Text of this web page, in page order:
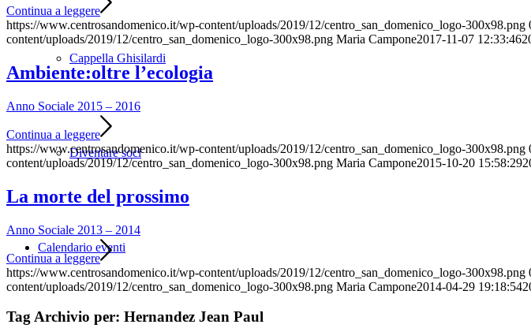
Cappella Ghisilardi
Diventare soci
Calendario eventi
Continua a leggere
https://www.centrosandomenico.it/wp-content/uploads/2019/12/centro_san_domenico_logo-300x98.png
content/uploads/2019/12/centro_san_domenico_logo-300x98.png Maria Campone2017-11-07 12:33:46
Ambiente:oltre l’ecologia
Anno Sociale 2015 – 2016
Continua a leggere
https://www.centrosandomenico.it/wp-content/uploads/2019/12/centro_san_domenico_logo-300x98.png
content/uploads/2019/12/centro_san_domenico_logo-300x98.png Maria Campone2015-10-20 15:58:29
La morte del prossimo
Anno Sociale 2013 – 2014
Continua a leggere
https://www.centrosandomenico.it/wp-content/uploads/2019/12/centro_san_domenico_logo-300x98.png
content/uploads/2019/12/centro_san_domenico_logo-300x98.png Maria Campone2014-04-29 19:18:54
Tag Archivio per: Hernandez Jean Paul